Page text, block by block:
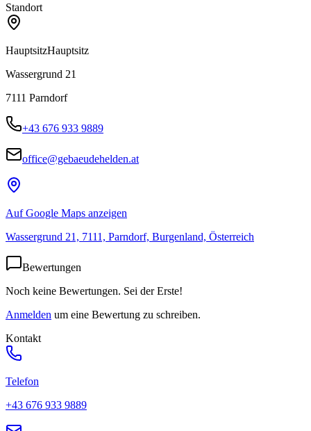
Standort
HauptsitzHauptsitz
Wassergrund 21
7111 Parndorf
+43 676 933 9889
office@gebaeudehelden.at
Auf Google Maps anzeigen
Wassergrund 21, 7111, Parndorf, Burgenland, Österreich
Bewertungen
Noch keine Bewertungen. Sei der Erste!
Anmelden um eine Bewertung zu schreiben.
Kontakt
Telefon
+43 676 933 9889